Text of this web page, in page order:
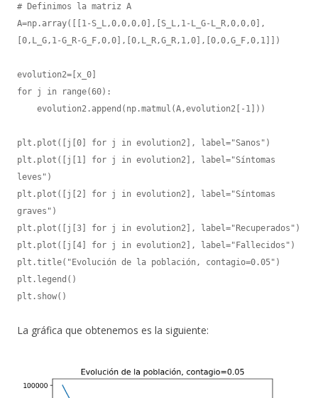
# Definimos la matriz A
A=np.array([[1-S_L,0,0,0,0],[S_L,1-L_G-L_R,0,0,0],
[0,L_G,1-G_R-G_F,0,0],[0,L_R,G_R,1,0],[0,0,G_F,0,1]])
evolution2=[x_0]
for j in range(60):
plt.plot([j[0] for j in evolution2], label="Sanos")
plt.plot([j[1] for j in evolution2], label="Síntomas
leves")
plt.plot([j[2] for j in evolution2], label="Síntomas
graves")
plt.plot([j[3] for j in evolution2], label="Recuperados")
plt.plot([j[4] for j in evolution2], label="Fallecidos")
plt.title("Evolución de la población, contagio=0.05")
plt.legend()
plt.show()
La gráfica que obtenemos es la siguiente: